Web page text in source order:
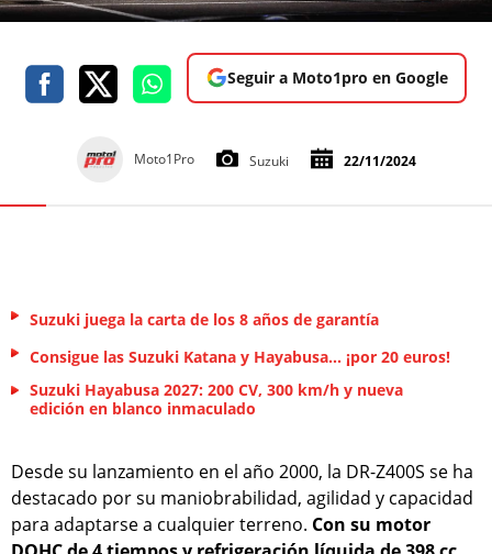
Seguir a Moto1pro en Google
Moto1Pro Suzuki 22/11/2024
Suzuki juega la carta de los 8 años de garantía
Consigue las Suzuki Katana y Hayabusa... ¡por 20 euros!
Suzuki Hayabusa 2027: 200 CV, 300 km/h y nueva
edición en blanco inmaculado
Desde su lanzamiento en el año 2000, la DR-Z400S se ha
destacado por su maniobrabilidad, agilidad y capacidad
para adaptarse a cualquier terreno. Con su motor